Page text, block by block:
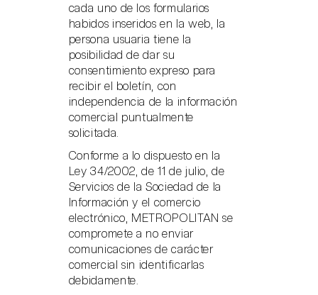
cada uno de los formularios
habidos inseridos en la web, la
persona usuaria tiene la
posibilidad de dar su
consentimiento expreso para
recibir el boletín, con
independencia de la información
comercial puntualmente
solicitada.
Conforme a lo dispuesto en la
Ley 34/2002, de 11 de julio, de
Servicios de la Sociedad de la
Información y el comercio
electrónico, METROPOLITAN se
compromete a no enviar
comunicaciones de carácter
comercial sin identificarlas
debidamente.